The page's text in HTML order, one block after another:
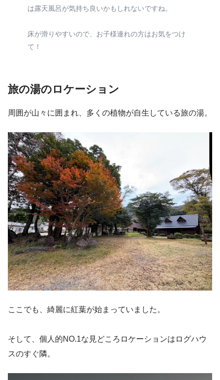
は露天風呂が気持ち良いかもしれないですね。
床が滑りやすいので、お子様連れの方はお気をつけ
て！
旅の湯のロケーション
周囲が山々に囲まれ、多くの植物が自生している旅の湯。
ここでも、綺麗に紅葉が始まっていました。
そして、個人的NO.1な見どころロケーションはログハウ
スのすぐ隣。